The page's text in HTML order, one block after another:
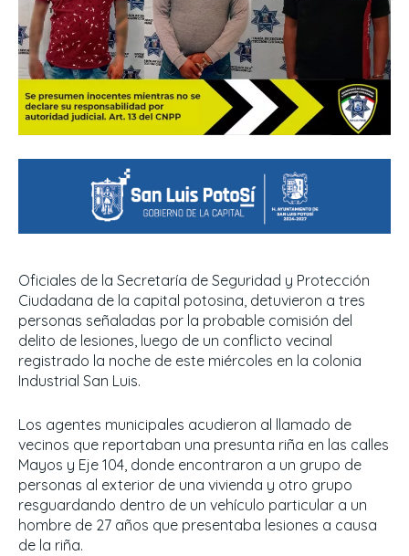
Oficiales de la Secretaría de Seguridad y Protección
Ciudadana de la capital potosina, detuvieron a tres
personas señaladas por la probable comisión del
delito de lesiones, luego de un conflicto vecinal
registrado la noche de este miércoles en la colonia
Industrial San Luis.
Los agentes municipales acudieron al llamado de
vecinos que reportaban una presunta riña en las calles
Mayos y Eje 104, donde encontraron a un grupo de
personas al exterior de una vivienda y otro grupo
resguardando dentro de un vehículo particular a un
hombre de 27 años que presentaba lesiones a causa
de la riña.